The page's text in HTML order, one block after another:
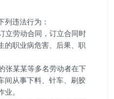
列违法行为：
立劳动合同，订立合同时
的职业病危害、后果、职
张某某等多名劳动者在下
间从事下料、针车、刷胶
。